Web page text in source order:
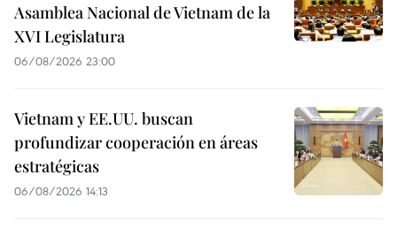
Asamblea Nacional de Vietnam de la
XVI Legislatura
06/08/2026 23:00
Vietnam y EE.UU. buscan
profundizar cooperación en áreas
estratégicas
06/08/2026 14:13